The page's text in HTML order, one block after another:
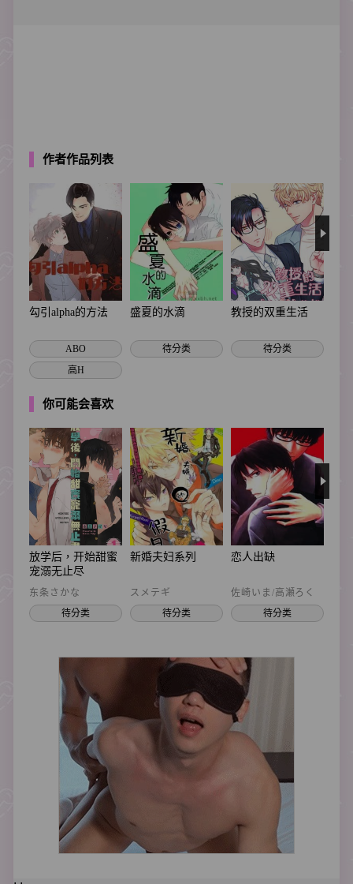
作者作品列表
勾引alpha的方法
ABO
高H
盛夏的水滴
待分类
教授的双重生活
待分类
你可能会喜欢
放学后，开始甜蜜
宠溺无止尽
东条さかな
待分类
新婚夫妇系列
スメテギ
待分类
恋人出缺
佐崎いま/高瀬ろく
待分类